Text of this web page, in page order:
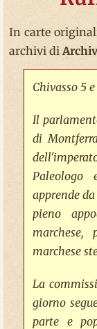
In carte
archivi di
Chivasso 5
Il
di
Paleologo
apprende
pieno
marchese
La
giorno
parte e